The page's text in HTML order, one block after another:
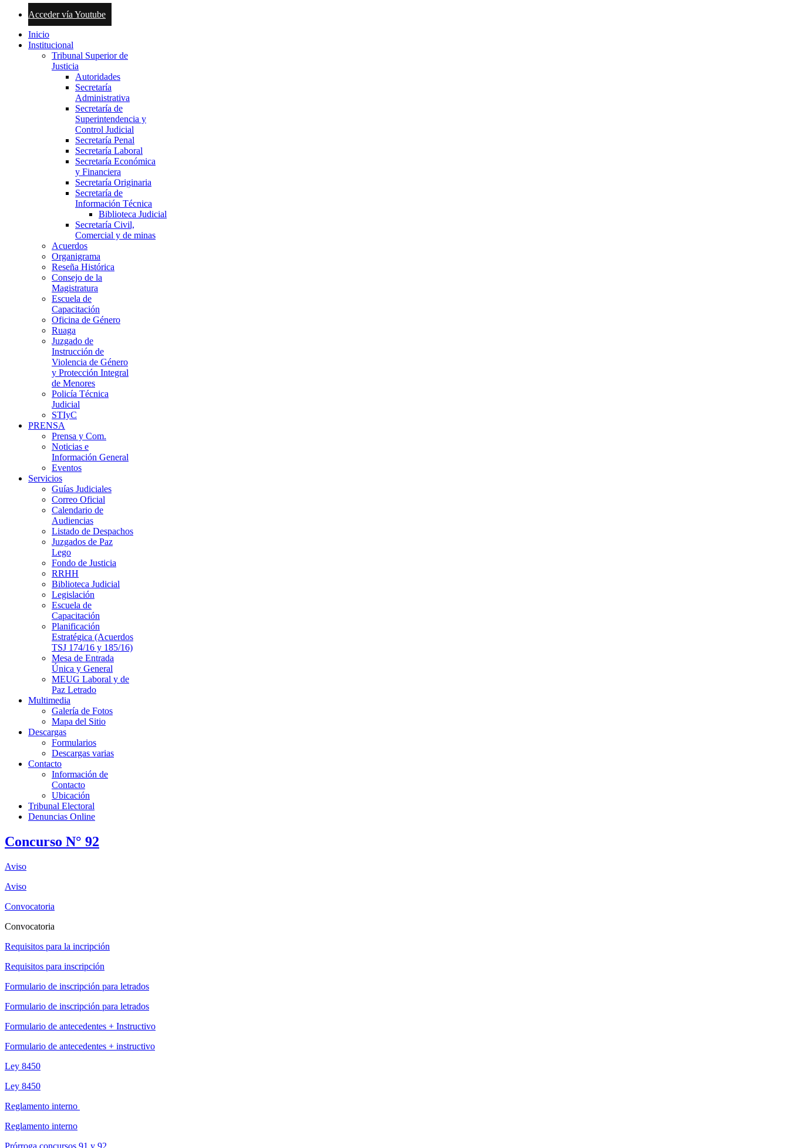
Acceder vía Youtube
Inicio
Institucional
Tribunal Superior de
Justicia
Autoridades
Secretaría
Administrativa
Secretaría de
Superintendencia y
Control Judicial
Secretaría Penal
Secretaría Laboral
Secretaría Económica
y Financiera
Secretaría Originaria
Secretaría de
Información Técnica
Biblioteca Judicial
Secretaría Civil,
Comercial y de minas
Acuerdos
Organigrama
Reseña Histórica
Consejo de la
Magistratura
Escuela de
Capacitación
Oficina de Género
Ruaga
Juzgado de
Instrucción de
Violencia de Género
y Protección Integral
de Menores
Policía Técnica
Judicial
STIyC
PRENSA
Prensa y Com.
Noticias e
Información General
Eventos
Servicios
Guías Judiciales
Correo Oficial
Calendario de
Audiencias
Listado de Despachos
Juzgados de Paz
Lego
Fondo de Justicia
RRHH
Biblioteca Judicial
Legislación
Escuela de
Capacitación
Planificación
Estratégica (Acuerdos
TSJ 174/16 y 185/16)
Mesa de Entrada
Única y General
MEUG Laboral y de
Paz Letrado
Multimedia
Galería de Fotos
Mapa del Sitio
Descargas
Formularios
Descargas varias
Contacto
Información de
Contacto
Ubicación
Tribunal Electoral
Denuncias Online
Concurso N° 92
Aviso
Aviso
Convocatoria
Convocatoria
Requisitos para la incripción
Requisitos para inscripción
Formulario de inscripción para letrados
Formulario de inscripción para letrados
Formulario de antecedentes + Instructivo
Formulario de antecedentes + instructivo
Ley 8450
Ley 8450
Reglamento interno
Reglamento interno
Prórroga concursos 91 y 92